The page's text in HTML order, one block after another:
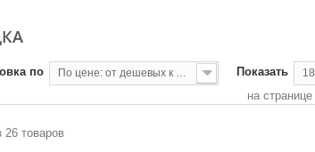
по По цене: от дешевых к дорогим Показать 18
на странице
26 товаров